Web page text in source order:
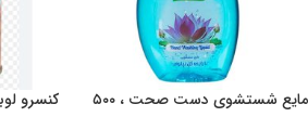
مایع شستشوی دست صحت ، ۵۰۰
کنسرو لوبیا